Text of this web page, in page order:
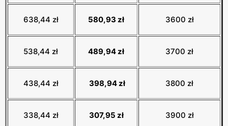
638,44 zł 580,93 zł 3600 zł
538,44 zł 489,94 zł 3700 zł
438,44 zł 398,94 zł 3800 zł
338,44 zł 307,95 zł 3900 zł